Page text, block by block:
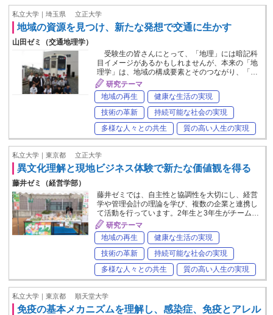
私立大学｜埼玉県 立正大学
地域の資源を見つけ、新たな発想で交通に生かす
山田ゼミ（交通地理学）
受験生の皆さんにとって、「地理」には暗記科
目イメージがあるかもしれませんが、本来の「地
理学」は、地域の構成要素とそのつながり、「…
研究テーマ
地域の再生
健康な生活の実現
技術の革新
持続可能な社会の実現
多様な人々との共生
質の高い人生の実現
私立大学｜東京都 立正大学
異文化理解と現地ビジネス体験で新たな価値観を得る
藤井ゼミ（経営学部）
藤井ゼミでは、自主性と協調性を大切にし、経営
学や管理会計の理論を学び、複数の企業と連携し
て活動を行っています。2年生と3年生がチーム…
研究テーマ
地域の再生
健康な生活の実現
技術の革新
持続可能な社会の実現
多様な人々との共生
質の高い人生の実現
私立大学｜東京都 順天堂大学
免疫の基本メカニズムを理解し、感染症、免疫とアレル